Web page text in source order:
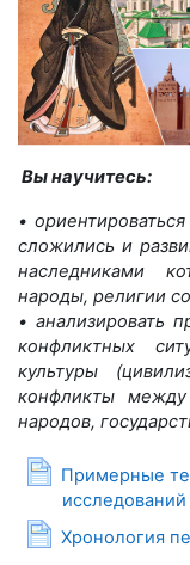
Вы научитесь:
•
сложились и
наследниками
народы, религии
• анализировать
конфликтных
культуры
конфликты
народов,
Примерные
исследований
Хронология